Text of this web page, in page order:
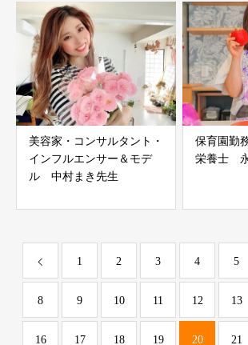
美容家・コンサルタント・
インフルエンサー＆モデ
ル 中村まき先生
保育園勤
栄養士
1 2 3 4 5
8 9 10 11 12 13
16 17 18 19 20 21